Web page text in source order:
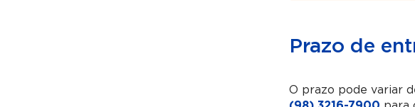
Prazo de
O prazo pode variar